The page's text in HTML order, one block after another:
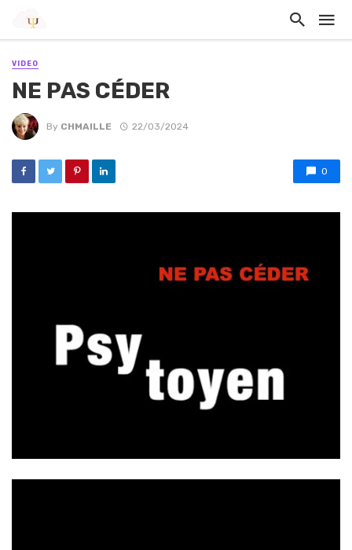
VIDEO
NE PAS CÉDER
By CHMAILLE 22/03/2024
0